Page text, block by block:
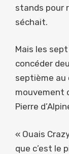
stands pour
séchait.
Mais les
concéder
septième au
mouvement
Pierre
« Ouais
que c’est le